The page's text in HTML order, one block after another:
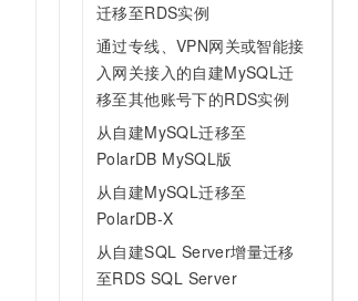
迁移至RDS实例
通过专线、VPN网关或智能接
入网关接入的自建MySQL迁
移至其他账号下的RDS实例
从自建MySQL迁移至
PolarDB MySQL版
从自建MySQL迁移至
PolarDB-X
从自建SQL Server增量迁移
至RDS SQL Server